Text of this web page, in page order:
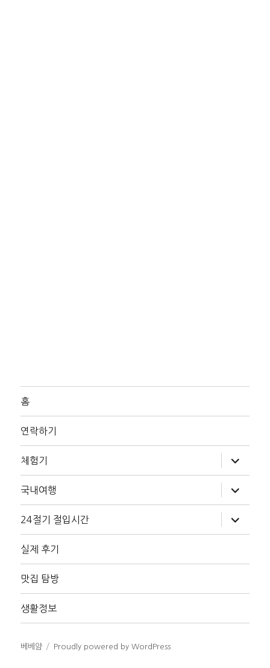
홈
연락하기
체험기
위
메
확
장
국내여행
위
메
확
장
24절기 절입시간
위
메
장
실제 후기
맛집 탐방
생활정보
베베얌 Proudly powered by WordPress